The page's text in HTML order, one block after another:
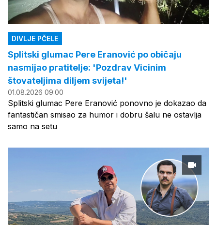
DIVLJE PČELE
Splitski glumac Pere Eranović po običaju
nasmijao pratitelje: 'Pozdrav Vicinim
štovateljima diljem svijeta!'
01.08.2026 09:00
Splitski glumac Pere Eranović ponovno je dokazao da
fantastičan smisao za humor i dobru šalu ne ostavlja
samo na setu